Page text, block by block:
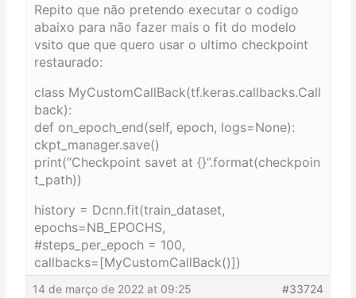
Repito que não pretendo executar o codigo
abaixo para não fazer mais o fit do modelo
vsito que que quero usar o ultimo checkpoint
restaurado:
class MyCustomCallBack(tf.keras.callbacks.Call
back):
def on_epoch_end(self, epoch, logs=None):
ckpt_manager.save()
print(“Checkpoint savet at {}”.format(checkpoin
t_path))
history = Dcnn.fit(train_dataset,
epochs=NB_EPOCHS,
#steps_per_epoch = 100,
callbacks=[MyCustomCallBack()])
14 de março de 2022 at 09:25 #33724